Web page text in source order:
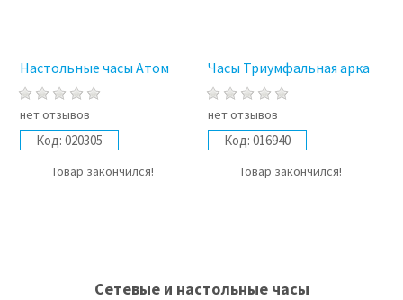
Настольные часы Атом
нет отзывов
Код: 020305
Товар закончился!
Часы Триумфальная арка
нет отзывов
Код: 016940
Товар закончился!
Сетевые и настольные часы